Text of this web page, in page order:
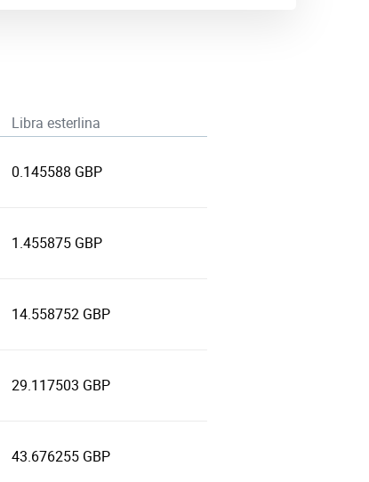
Libra esterlina
0.145588 GBP
1.455875 GBP
14.558752 GBP
29.117503 GBP
43.676255 GBP